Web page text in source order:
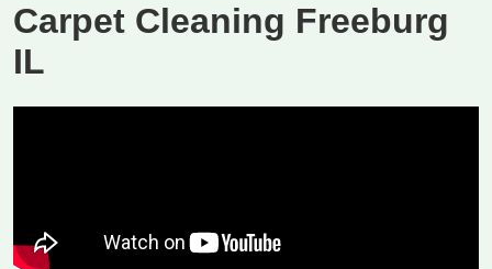
Carpet Cleaning Freeburg
IL